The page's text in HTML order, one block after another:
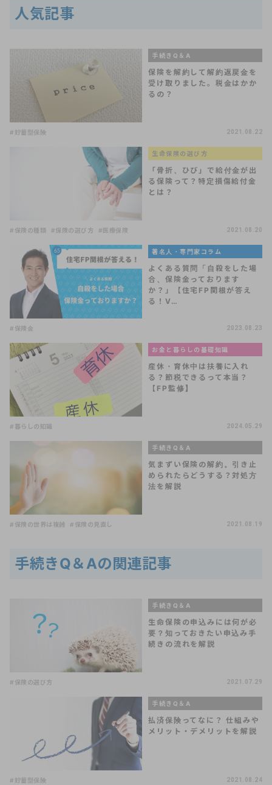
人気記事
手続きQ＆A
保険を解約して解約返戻金を
受け取りました。税金はかか
るの？
#貯蓄型保険 2021.08.22
生命保険の選び方
「骨折、ひび」で給付金が出
る保険って？特定損傷給付金
とは？
#保険の種類 #保険の選び方 #医療保険 2021.08.20
著名人・専門家コラム
よくある質問「自殺をした場
合、保険金っております
か？」【住宅FP関根が答え
る！V…
#保険金 2023.08.23
お金と暮らしの基礎知識
産休・育休中は扶養に入れ
る？節税できるって本当？
【FP監修】
#暮らしの知識 2024.05.29
手続きQ＆A
気まずい保険の解約。引き止
められたらどうする？対処方
法を解説
#保険の世界は複雑 #保険の見直し 2021.08.19
手続きQ＆Aの関連記事
手続きQ＆A
生命保険の申込みには何が必
要？知っておきたい申込み手
続きの流れを解説
#保険の選び方 2021.07.29
手続きQ＆A
払済保険ってなに？ 仕組みや
メリット・デメリットを解説
#貯蓄型保険 2021.08.24